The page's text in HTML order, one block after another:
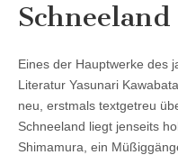
Schneeland
Eines der Hauptwerke des
Literatur Yasunari
neu, erstmals textgetreu
Schneeland liegt jenseits
Shimamura, ein